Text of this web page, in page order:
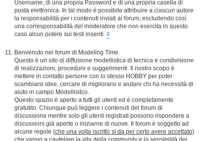
Username, di una propria Password e di una propria casella di
posta elettronica. In tal modo è possibile attribuire a ciascun autore
la responsabilità per i contenuti inviati ai forum, escludendo così
una corresponsabilità del moderatore che non esercita in questo
caso alcun potere sui testi inseriti. #
Benvenuto nel forum di Modeling Time.
Questo è un sito di diffusione modellistica di tecnica e condivisione
di realizzazioni, procedure e suggerimenti. Il nostro scopo è
mettere in contatto persone con lo stesso HOBBY per poter
scambiarsi idee, cercare di migliorarsi e aiutare chi ha necessità di
aiuto in campo Modellisitco.
Questo spazio è aperto a tutti gli utenti ed è completamente
gratutito. Chiunque può leggere i contenuti del forum di
discussione mentre solo gli utenti registrati possono rispondere a
discussioni già aperte o iniziarne di nuove. Il forum è soggetto ad
alcune regole (che una volta iscritto si da per certo avere accettato)
che vanno a cautelare la vita della community e la sensibilità dei